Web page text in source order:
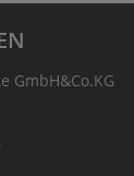
GmbH&Co.KG